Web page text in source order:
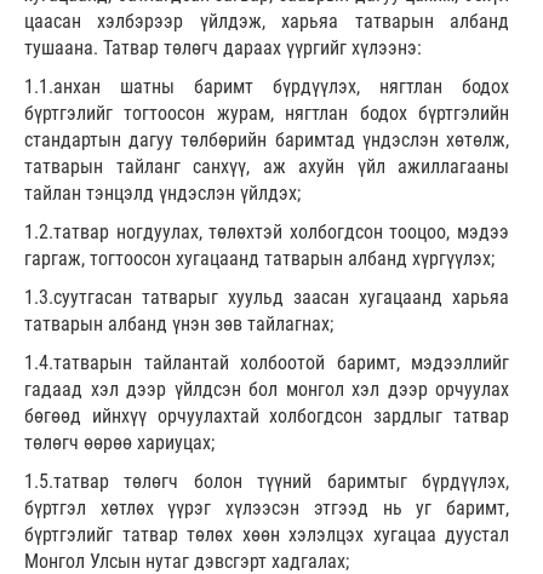
цаасан хэлбэрээр үйлдэж, харьяа татварын албанд
тушаана. Татвар төлөгч дараах үүргийг хүлээнэ:
1.1.анхан шатны баримт бүрдүүлэх, нягтлан бодох
бүртгэлийг тогтоосон журам, нягтлан бодох бүртгэлийн
стандартын дагуу төлбөрийн баримтад үндэслэн хөтөлж,
татварын тайланг санхүү, аж ахуйн үйл ажиллагааны
тайлан тэнцэлд үндэслэн үйлдэх;
1.2.татвар ногдуулах, төлөхтэй холбогдсон тооцоо, мэдээ
гаргаж, тогтоосон хугацаанд татварын албанд хүргүүлэх;
1.3.суутгасан татварыг хуульд заасан хугацаанд харьяа
татварын албанд үнэн зөв тайлагнах;
1.4.татварын тайлантай холбоотой баримт, мэдээллийг
гадаад хэл дээр үйлдсэн бол монгол хэл дээр орчуулах
бөгөөд ийнхүү орчуулахтай холбогдсон зардлыг татвар
төлөгч өөрөө хариуцах;
1.5.татвар төлөгч болон түүний баримтыг бүрдүүлэх,
бүртгэл хөтлөх үүрэг хүлээсэн этгээд нь уг баримт,
бүртгэлийг татвар төлөх хөөн хэлэлцэх хугацаа дуустал
Монгол Улсын нутаг дэвсгэрт хадгалах;